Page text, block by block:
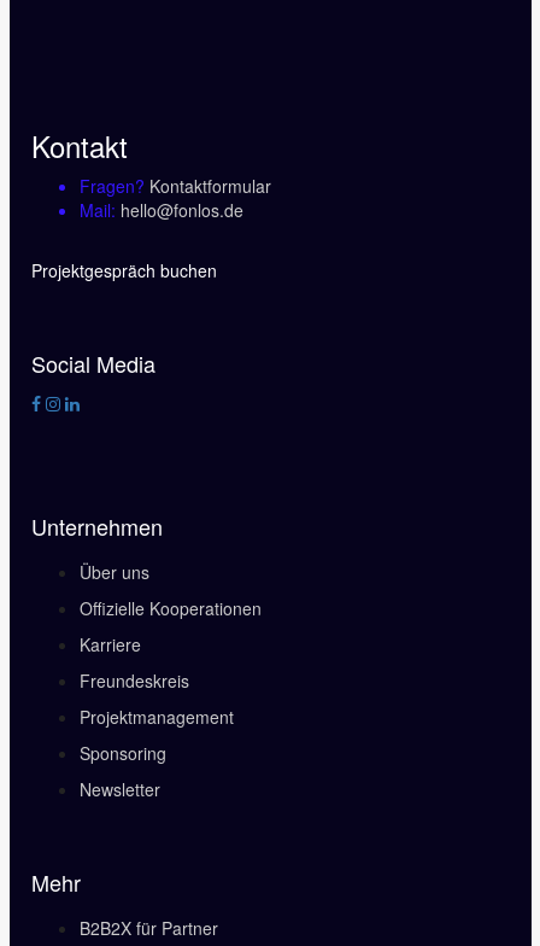
gewählt
werden
Kontakt
Fragen? Kontaktformular
Mail: hello@fonlos.de
Projektgespräch buchen
Social Media
Unternehmen
Über uns
Offizielle Kooperationen
Karriere
Freundeskreis
Projektmanagement
Sponsoring
Newsletter
Mehr
B2B2X für Partner